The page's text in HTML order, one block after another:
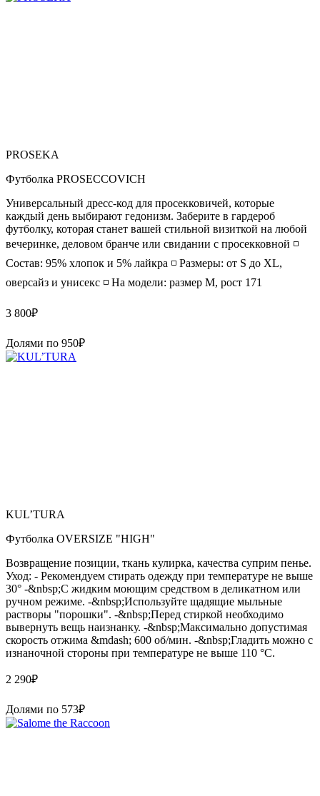
PROSEKA
Футболка PROSECCOVICH
Универсальный дресс-код для просекковичей, которые
каждый день выбирают гедонизм. Заберите в гардероб
футболку, которая станет вашей стильной визиткой на любой
вечеринке, деловом бранче или свидании с просекковной ◽️
Состав: 95% хлопок и 5% лайкра ◽️ Размеры: от S до XL,
оверсайз и унисекс ◽️ На модели: размер M, рост 171
3 800₽
Долями по 950₽
KUL’TURA
Футболка OVERSIZE "HIGH"
Возвращение позиции, ткань кулирка, качества суприм пенье.
Уход: - Рекомендуем стирать одежду при температуре не выше
30° -&nbsp;С жидким моющим средством в деликатном или
ручном режиме. -&nbsp;Используйте щадящие мыльные
растворы "порошки". -&nbsp;Перед стиркой необходимо
вывернуть вещь наизнанку. -&nbsp;Максимально допустимая
скорость отжима &mdash; 600 об/мин. -&nbsp;Гладить можно с
изнаночной стороны при температуре не выше 110 °С.
2 290₽
Долями по 573₽